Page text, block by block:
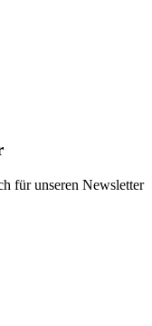
für unseren Newsletter